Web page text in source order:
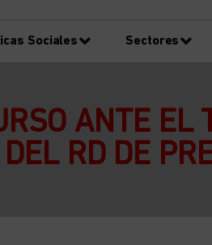
Sociales Sectores
ANTE
RD DE